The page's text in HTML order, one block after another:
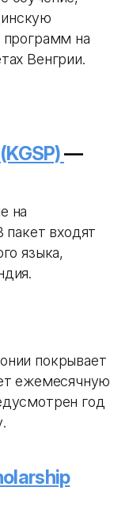
программ на
Венгрии.
—
на
пакет входят
языка,
покрывает
ежемесячную
год